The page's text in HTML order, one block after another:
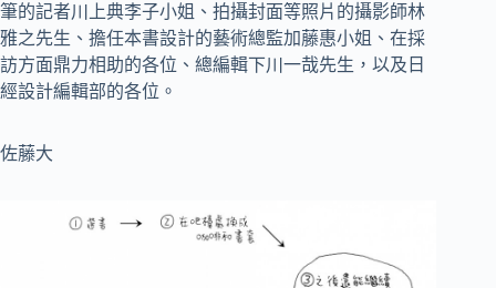
筆的記者川上典李子小姐、拍攝封面等照片的攝影師林
雅之先生、擔任本書設計的藝術總監加藤惠小姐、在採
訪方面鼎力相助的各位、總編輯下川一哉先生，以及日
經設計編輯部的各位。
佐藤大